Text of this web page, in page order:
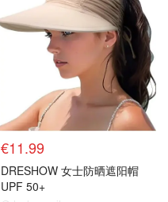
€11.99
DRESHOW 女士防晒遮阳帽
UPF 50+